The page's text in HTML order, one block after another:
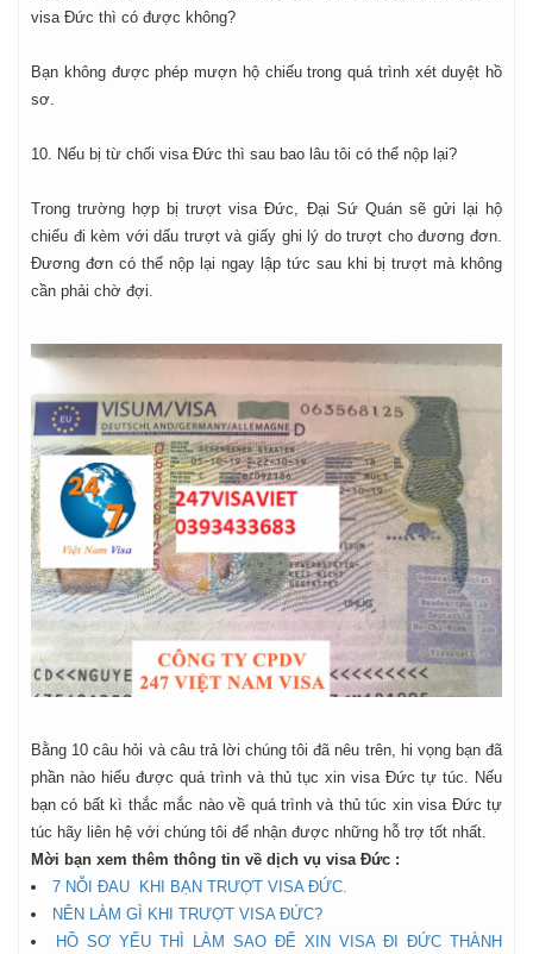
visa Đức thì có được không?
Bạn không được phép mượn hộ chiếu trong quá trình xét duyệt hồ
sơ.
10. Nếu bị từ chối visa Đức thì sau bao lâu tôi có thể nộp lại?
Trong trường hợp bị trượt visa Đức, Đại Sứ Quán sẽ gửi lại hộ
chiếu đi kèm với dấu trượt và giấy ghi lý do trượt cho đương đơn.
Đương đơn có thể nộp lại ngay lập tức sau khi bị trượt mà không
cần phải chờ đợi.
Bằng 10 câu hỏi và câu trả lời chúng tôi đã nêu trên, hi vọng bạn đã
phần nào hiểu được quá trình và thủ tục xin visa Đức tự túc. Nếu
bạn có bất kì thắc mắc nào về quá trình và thủ túc xin visa Đức tự
túc hãy liên hệ với chúng tôi để nhận được những hỗ trợ tốt nhất.
Mời bạn xem thêm thông tin về dịch vụ visa Đức :
7 NỖI ĐAU KHI BẠN TRƯỢT VISA ĐỨC.
NÊN LÀM GÌ KHI TRƯỢT VISA ĐỨC?
HỒ SƠ YẾU THÌ LÀM SAO ĐỂ XIN VISA ĐI ĐỨC THÀNH